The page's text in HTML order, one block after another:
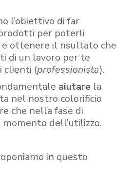
l’obiettivo di far
per poterli
ottenere il risultato che
di un lavoro per te
clienti (professionista).
aiutare la
nel nostro colorificio
che nella fase di
dell’utilizzo.
in questo